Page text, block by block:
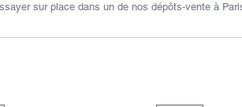
sur place dans un de nos dépôts-vente à